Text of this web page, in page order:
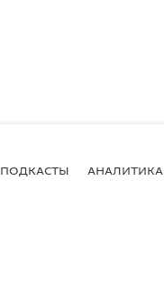
ПОДКАСТЫ АНАЛИТИКА